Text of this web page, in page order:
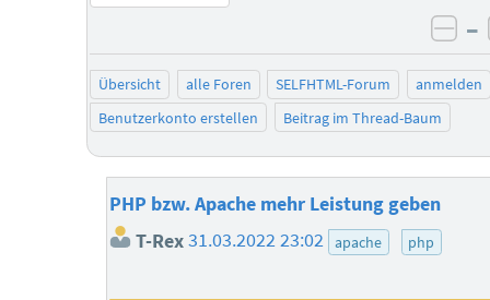
–
Übersicht alle Foren SELFHTML-Forum
anmelden
Benutzerkonto erstellen
Beitrag im Thread-Baum
PHP bzw. Apache mehr Leistung geben
T-Rex 31.03.2022 23:02 apache php